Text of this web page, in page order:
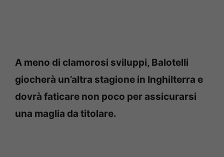
A meno di clamorosi sviluppi, Balotelli
giocherà un’altra stagione in Inghilterra e
dovrà faticare non poco per assicurarsi
una maglia da titolare.